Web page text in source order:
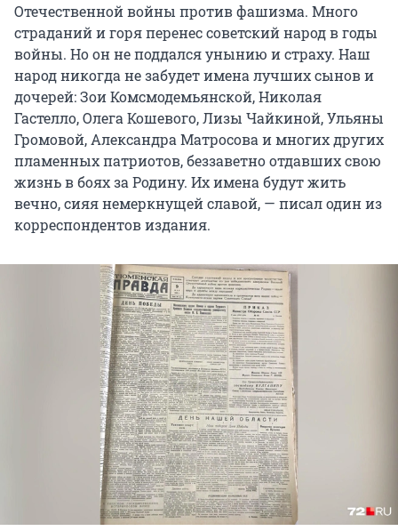
Отечественной войны против фашизма. Много
страданий и горя перенес советский народ в годы
войны. Но он не поддался унынию и страху. Наш
народ никогда не забудет имена лучших сынов и
дочерей: Зои Комсмодемьянской, Николая
Гастелло, Олега Кошевого, Лизы Чайкиной, Ульяны
Громовой, Александра Матросова и многих других
пламенных патриотов, беззаветно отдавших свою
жизнь в боях за Родину. Их имена будут жить
вечно, сияя немеркнущей славой, — писал один из
корреспондентов издания.